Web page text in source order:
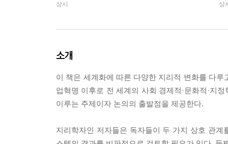
상시 상
소개
이 책은 세계화에 따른 다양한 지리적 변화를 다
업혁명 이후로 전 세계의 사회 경제적·문화적·지
이루는 주제이자 논의의 출발점을 제공한다.
지리학자인 저자들은 독자들이 두 가지 상호 관계